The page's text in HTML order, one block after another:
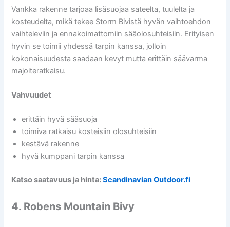
Vankka rakenne tarjoaa lisäsuojaa sateelta, tuulelta ja
kosteudelta, mikä tekee Storm Bivistä hyvän vaihtoehdon
vaihteleviin ja ennakoimattomiin sääolosuhteisiin. Erityisen
hyvin se toimii yhdessä tarpin kanssa, jolloin
kokonaisuudesta saadaan kevyt mutta erittäin säävarma
majoiteratkaisu.
Vahvuudet
erittäin hyvä sääsuoja
toimiva ratkaisu kosteisiin olosuhteisiin
kestävä rakenne
hyvä kumppani tarpin kanssa
Katso saatavuus ja hinta:Scandinavian Outdoor.fi
4. Robens Mountain Bivy